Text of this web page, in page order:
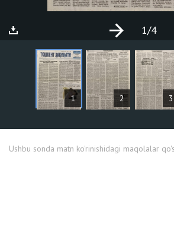
1 2 3
1/4
MAQOLALAR
Ushbu sonda matn ko'rinishidagi maqolalar